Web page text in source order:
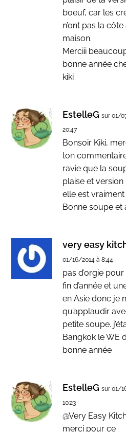
boeuf, car les
n’ont pas la côte
maison.
Merciii
bonne année
kiki
EstelleG sur 01/
20:47
Bonsoir Kiki,
ton
ravie que la
plaise et
elle est
Bonne soupe et
very easy
01/16/2014 à 8:44
pas d’orgie
fin d’année et
en Asie donc je
qu’applaudir
petite soupe.
Bangkok le WE
bonne année
EstelleG sur 01/
10:23
@Very Easy
merci pour ce